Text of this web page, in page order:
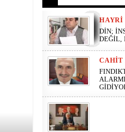
HAYRI
DİN;
DEĞİL,
CAHIT